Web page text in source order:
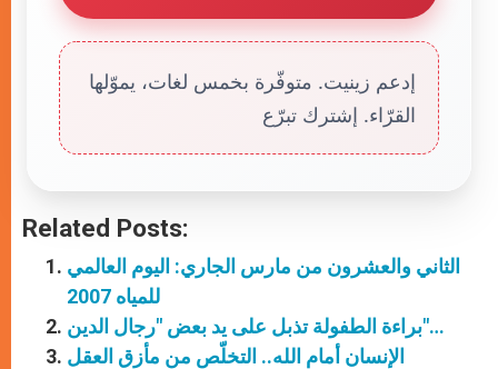
إدعم زينيت. متوفّرة بخمس لغات، يموّلها
القرّاء. إشترك تبرّع
Related Posts:
الثاني والعشرون من مارس الجاري: اليوم العالمي
للمياه 2007
براءة الطفولة تذبل على يد بعض "رجال الدين"…
الإنسان أمام الله.. التخلّص من مأزق العقل